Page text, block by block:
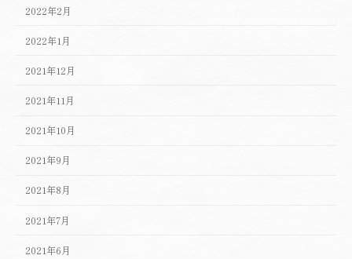
2022年2月
2022年1月
2021年12月
2021年11月
2021年10月
2021年9月
2021年8月
2021年7月
2021年6月